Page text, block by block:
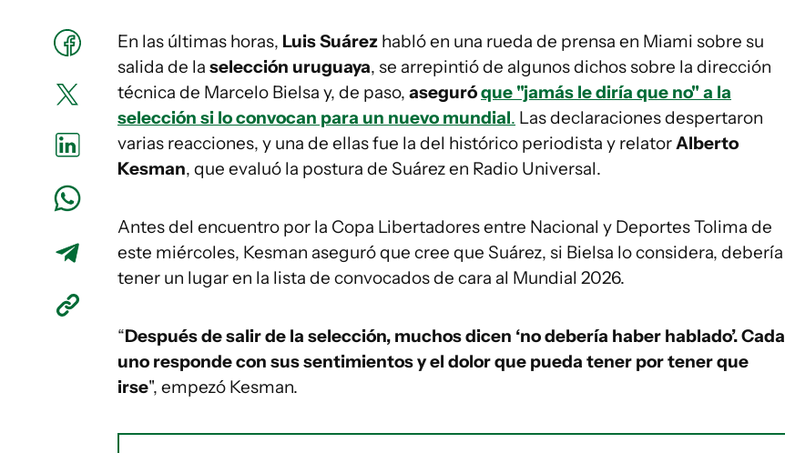
En las últimas horas, Luis Suárez habló en una rueda de prensa en Miami sobre su
salida de la selección uruguaya, se arrepintió de algunos dichos sobre la dirección
técnica de Marcelo Bielsa y, de paso, aseguróque "jamás le diría que no" a la
selección si lo convocan para un nuevo mundial. Las declaraciones despertaron
varias reacciones, y una de ellas fue la del histórico periodista y relatorAlberto
Kesman, que evaluó la postura de Suárez en Radio Universal.
Antes del encuentro por la Copa Libertadores entre Nacional y Deportes Tolima de
este miércoles, Kesman aseguró que cree que Suárez, si Bielsa lo considera, debería
tener un lugar en la lista de convocados de cara al Mundial 2026.
“Después de salir de la selección, muchos dicen ‘no debería haber hablado’. Cada
uno responde con sus sentimientos y el dolor que pueda tener por tener que
irse", empezó Kesman.